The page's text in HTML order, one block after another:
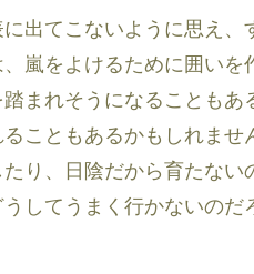
出てこないように思え
嵐をよけるために囲い
まれそうになることも
こともあるかもしれま
り、日陰だから育たな
してうまく行かないのだ